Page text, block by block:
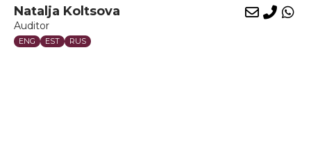
Natalja Koltsova
Auditor
ENG EST RUS
E-